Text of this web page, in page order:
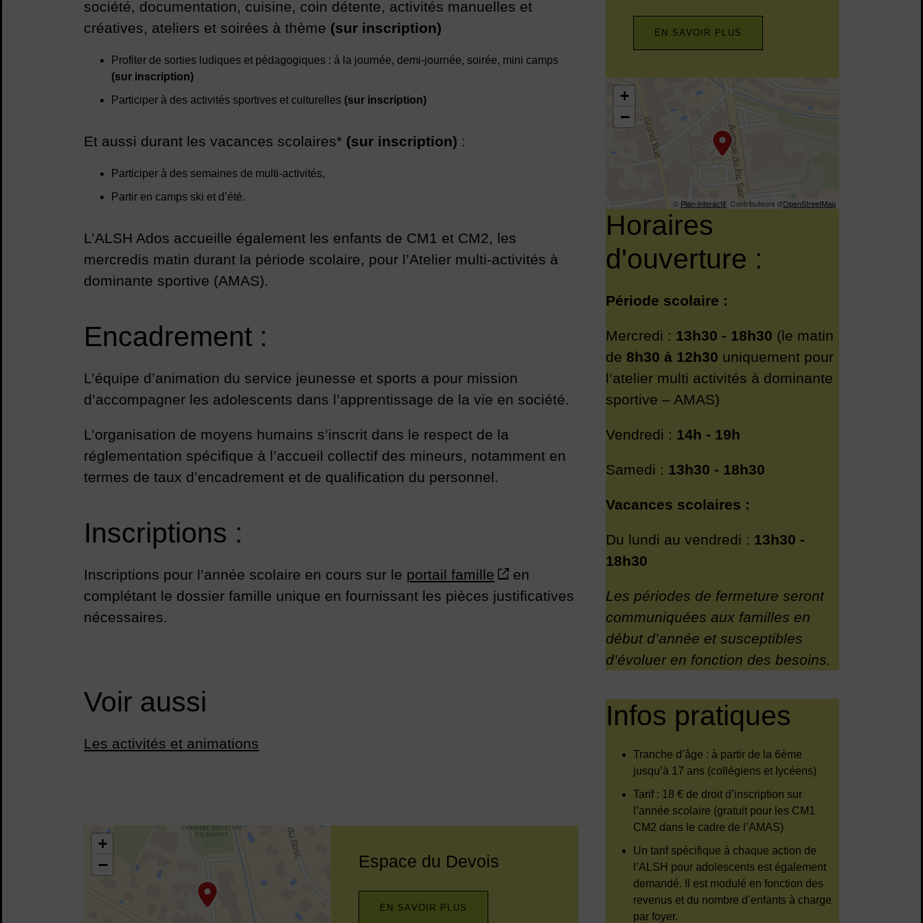
société, documentation, cuisine, coin détente, activités manuelles et
créatives, ateliers et soirées à thème (sur inscription)
Profiter de sorties ludiques et pédagogiques : à la journée, demi-journée, soirée, mini camps
(sur inscription)
Participer à des activités sportives et culturelles (sur inscription)
Et aussi durant les vacances scolaires* (sur inscription) :
Participer à des semaines de multi-activités,
Partir en camps ski et d’été.
L’ALSH Ados accueille également les enfants de CM1 et CM2, les
mercredis matin durant la période scolaire, pour l’Atelier multi-activités à
dominante sportive (AMAS).
Encadrement :
L’équipe d’animation du service jeunesse et sports a pour mission
d’accompagner les adolescents dans l’apprentissage de la vie en société.
L’organisation de moyens humains s’inscrit dans le respect de la
réglementation spécifique à l’accueil collectif des mineurs, notamment en
termes de taux d’encadrement et de qualification du personnel.
Inscriptions :
Inscriptions pour l’année scolaire en cours sur le portail famille
en
complétant le dossier famille unique en fournissant les pièces justificatives
nécessaires.
Voir aussi
Les activités et animations
43.691799,3.810347
+
− Espace du Devois
EN SAVOIR PLUS
43.6936015,3.8066612
+
−
© Plan-interactif , Contributeurs d'OpenStreetMap
EN SAVOIR PLUS
Horaires
d'ouverture :
Période scolaire :
Mercredi : 13h30 - 18h30 (le matin
de 8h30 à 12h30 uniquement pour
l’atelier multi activités à dominante
sportive – AMAS)
Vendredi : 14h - 19h
Samedi : 13h30 - 18h30
Vacances scolaires :
Du lundi au vendredi : 13h30 -
18h30
Les périodes de fermeture seront
communiquées aux familles en
début d’année et susceptibles
d’évoluer en fonction des besoins.
Infos pratiques
Tranche d’âge : à partir de la 6ème
jusqu’à 17 ans (collégiens et lycéens)
Tarif : 18 € de droit d’inscription sur
l’année scolaire (gratuit pour les CM1
CM2 dans le cadre de l’AMAS)
Un tarif spécifique à chaque action de
l’ALSH pour adolescents est également
demandé. Il est modulé en fonction des
revenus et du nombre d’enfants à charge
par foyer.